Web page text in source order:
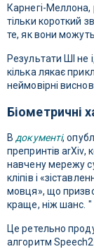
Карнегі-
тільки короткий
те, як вони
Результати ШІ не
кілька лякає
неймовірні
Біометричні
Вдокументі,
препринтів arXiv,
навчену мережу
кліпів і
мовця», що
краще, ніж шанс. "
Це ретельно
алгоритм